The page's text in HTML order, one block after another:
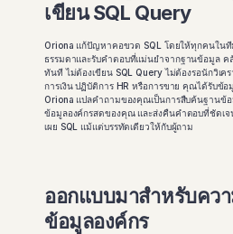
เขียน SQL Query
Oriona แก้ปัญหาคอขวด SQL โดยให้ทุกคนใน
ธรรมดาและรับคำตอบที่แม่นยำจากฐานข้อมูล ค
ทันที ไม่ต้องเขียน SQL Query ไม่ต้องรอนักวิเ
การเงิน ปฏิบัติการ HR หรือการขาย คุณได้รับข้
Oriona แปลคำถามของคุณเป็นการสืบค้นฐานข้อ
ข้อมูลองค์กรสดของคุณ และส่งคืนคำตอบที่ชัดเจ
เผย SQL แม้แต่บรรทัดเดียวให้กับผู้ถาม
ออกแบบมาสำหรับคว
ข้อมูลองค์กร